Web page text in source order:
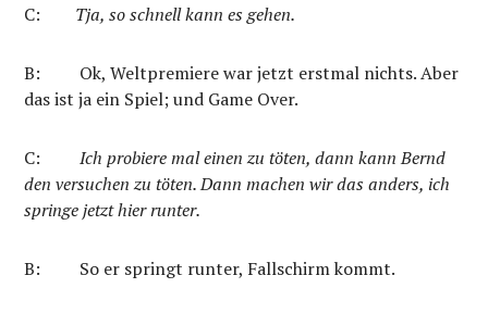
C: Tja, so schnell kann es gehen.
B:
Ok, Weltpremiere war jetzt erstmal nichts. Aber
das ist ja ein Spiel; und Game Over.
C:
Ich probiere mal einen zu töten, dann kann Bernd
den versuchen zu töten. Dann machen wir das anders, ich
springe jetzt hier runter.
B: So er springt runter, Fallschirm kommt.